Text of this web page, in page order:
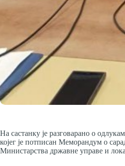
На састанку је разговарано о
којег је потписан Меморандум о
Mинистарства државне управе и